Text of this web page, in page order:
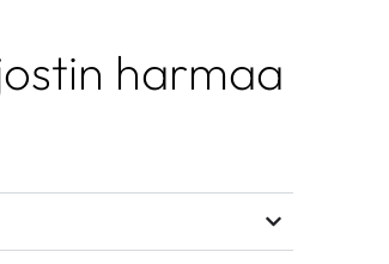
harmaa